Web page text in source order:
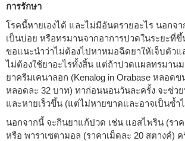
การรักษา
โรคนี้หายเองได้ และไม่มีอันตรายอะไร นอกจ
เป็นบ่อย หรือทรมานจากอาการปวดในระยะที่
ขอแนะนำว่าไม่ต้องไปหาหมอฉีดยาให้เจ็บตัวแ
ไม่ต้องใช้ยาอะไรทั้งสิ้น แต่ถ้าปวดแผลทรมาน
ยาครีมเคนาลอก (Kenalog in Orabase หลอด
หลอดละ 32 บาท) ทาก่อนนอนวันละครั้ง จะช่วย
และหายเร็วขึ้น (แต่ไม่หายขาดและอาจเป็นซ้ำ
นอกจากนี้ จะกินยาแก้ปวด เช่น แอสไพริน (ราค
หรือ พาราเซตามอล (ราคาเม็ดละ 20 สตางค์) ค